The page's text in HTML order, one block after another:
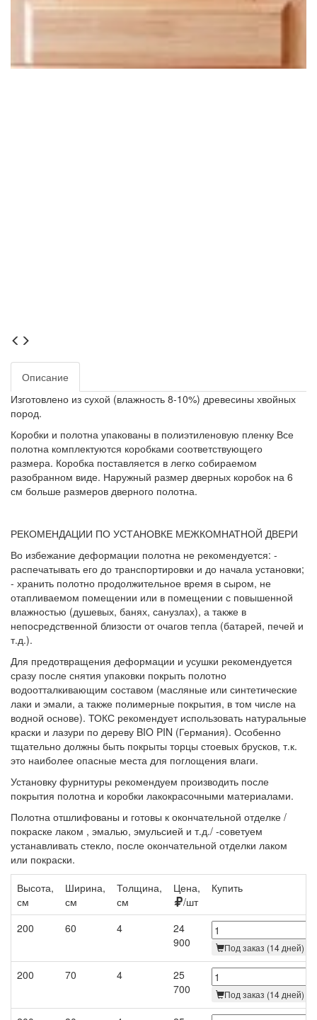
Описание
Изготовлено из сухой (влажность 8-10%) древесины хвойных
пород.
Коробки и полотна упакованы в полиэтиленовую пленку Все
полотна комплектуются коробками соответствующего
размера. Коробка поставляется в легко собираемом
разобранном виде. Наружный размер дверных коробок на 6
см больше размеров дверного полотна.
РЕКОМЕНДАЦИИ ПО УСТАНОВКЕ МЕЖКОМНАТНОЙ ДВЕРИ
Во избежание деформации полотна не рекомендуется: -
распечатывать его до транспортировки и до начала установки;
- хранить полотно продолжительное время в сыром, не
отапливаемом помещении или в помещении с повышенной
влажностью (душевых, банях, санузлах), а также в
непосредственной близости от очагов тепла (батарей, печей и
т.д.).
Для предотвращения деформации и усушки рекомендуется
сразу после снятия упаковки покрыть полотно
водоотталкивающим составом (масляные или синтетические
лаки и эмали, а также полимерные покрытия, в том числе на
водной основе). ТОКС рекомендует использовать натуральные
краски и лазури по дереву BIO PIN (Германия). Особенно
тщательно должны быть покрыты торцы стоевых брусков, т.к.
это наиболее опасные места для поглощения влаги.
Установку фурнитуры рекомендуем производить после
покрытия полотна и коробки лакокрасочными материалами.
Полотна отшлифованы и готовы к окончательной отделке /
покраске лаком , эмалью, эмульсией и т.д./ -советуем
устанавливать стекло, после окончательной отделки лаком
или покраски.
Высота,
см
Ширина,
см
Толщина,
см
Цена,
/шт
Купить
200 60 4
24
900
Под заказ (14 дней)
200 70 4
25
700
Под заказ (14 дней)